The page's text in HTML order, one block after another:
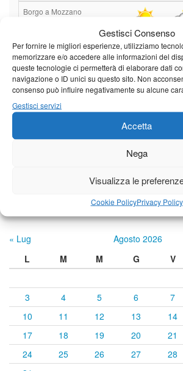
Gestisci Consenso
Per fornire le migliori esperienze, utilizziamo
memorizzare e/o accedere alle informazioni del
queste tecnologie ci permetterà di elaborare dati
navigazione o ID unici su questo sito. Non
consenso può influire negativamente su alcune
Gestisci servizi
Accetta
Nega
Visualizza le
Cookie PolicyPrivacy Policy
Borgo a Mozzano
24°C|37°C 21°C
Barga
24°C|34°C
Castelnuovo Garfagnana
Previsioni a cura di:
Calendario eventi
« Lug Agosto 2026
L
M M G V
3
4 5 6 7
10
11 12 13 14
17
18 19 20 21
24
25 26 27 28